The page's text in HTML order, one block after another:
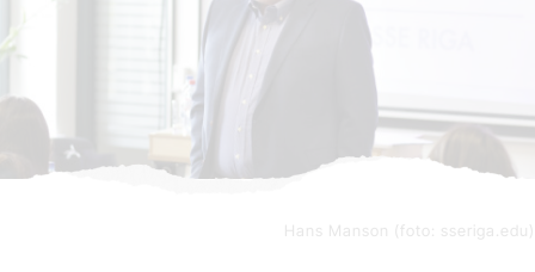
Hans Manson (foto: sseriga.edu)